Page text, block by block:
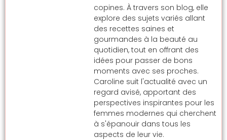
copines. À travers son blog, elle
explore des sujets variés allant
des recettes saines et
gourmandes à la beauté au
quotidien, tout en offrant des
idées pour passer de bons
moments avec ses proches.
Caroline suit l'actualité avec un
regard avisé, apportant des
perspectives inspirantes pour les
femmes modernes qui cherchent
à s'épanouir dans tous les
aspects de leur vie.